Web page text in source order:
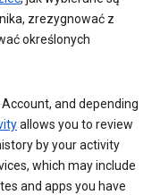
zrezygnować z
określonych
and depending
allows you to review
by your activity
which may include
and apps you have